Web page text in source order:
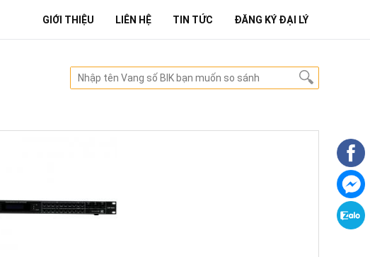
GIỚI THIỆU LIÊN HỆ TIN TỨC ĐĂNG KÝ ĐẠI LÝ